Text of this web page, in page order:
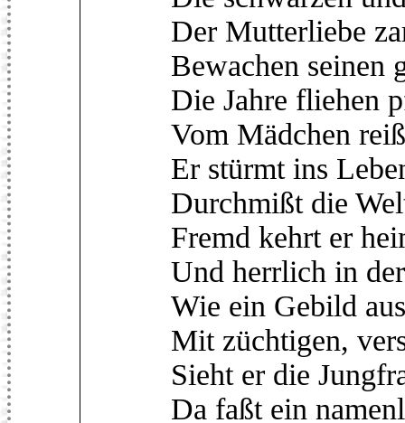
Der Mutterliebe
Bewachen seinen
Die Jahre fliehen
Vom Mädchen
Er stürmt ins
Durchmißt die
Fremd kehrt er
Und herrlich in
Wie ein Gebild
Mit züchtigen,
Sieht er die
Da faßt ein